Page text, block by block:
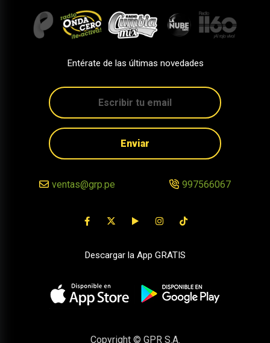
Entérate de las últimas novedades
Enviar
ventas@grp.pe 997566067
Descargar la App GRATIS
Copyright © GPR S.A.